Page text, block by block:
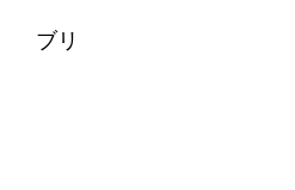
ブリ